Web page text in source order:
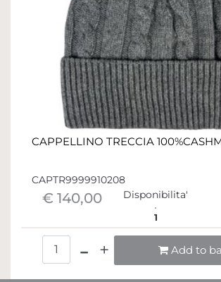
CAPPELLINO TRECCIA
CAPTR9999910208
€ 140,00 Disponibilita'
1
Add to